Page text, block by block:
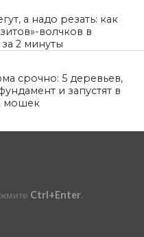
а надо резать: как
волчков в
2 минуты
срочно: 5 деревьев,
и запустят в
мошек
Ctrl+Enter.